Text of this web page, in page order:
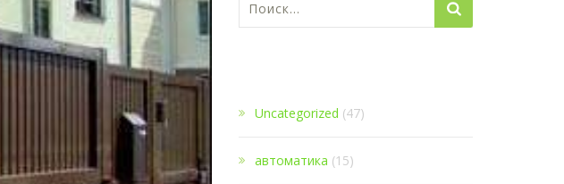
Uncategorized (47)
автоматика (15)